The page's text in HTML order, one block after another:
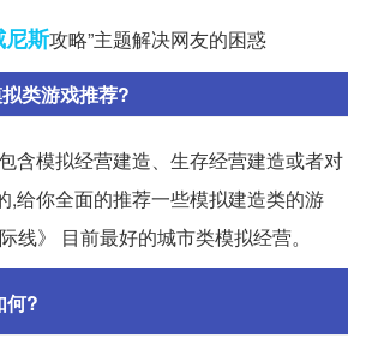
尼斯攻略”主题解决网友的困惑
类游戏推荐?
含模拟经营建造、生存经营建造或者对
,给你全面的推荐一些模拟建造类的游
线》 目前最好的城市类模拟经营。
何?